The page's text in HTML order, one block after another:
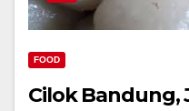
FOOD
Cilok Bandung,